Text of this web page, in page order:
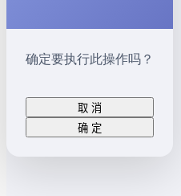
确定要执行此操作吗？
取 消
确 定